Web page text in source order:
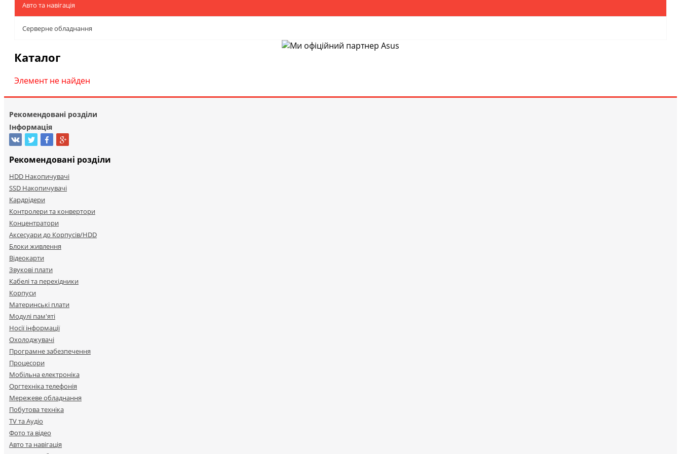
Авто та навігація
Серверне обладнання
Каталог
Элемент не найден
Рекомендовані розділи
Інформація
Рекомендовані розділи
HDD Накопичувачі
SSD Накопичувачі
Кардрідери
Контролери та конвертори
Концентратори
Аксесуари до Корпусів/HDD
Блоки живлення
Відеокарти
Звукові плати
Кабелі та перехідники
Корпуси
Материнські плати
Модулі пам'яті
Носії інформації
Охолоджувачі
Програмне забезпечення
Процесори
Мобільна електроніка
Оргтехніка телефонія
Мережеве обладнання
Побутова техніка
TV та Аудіо
Фото та відео
Авто та навігація